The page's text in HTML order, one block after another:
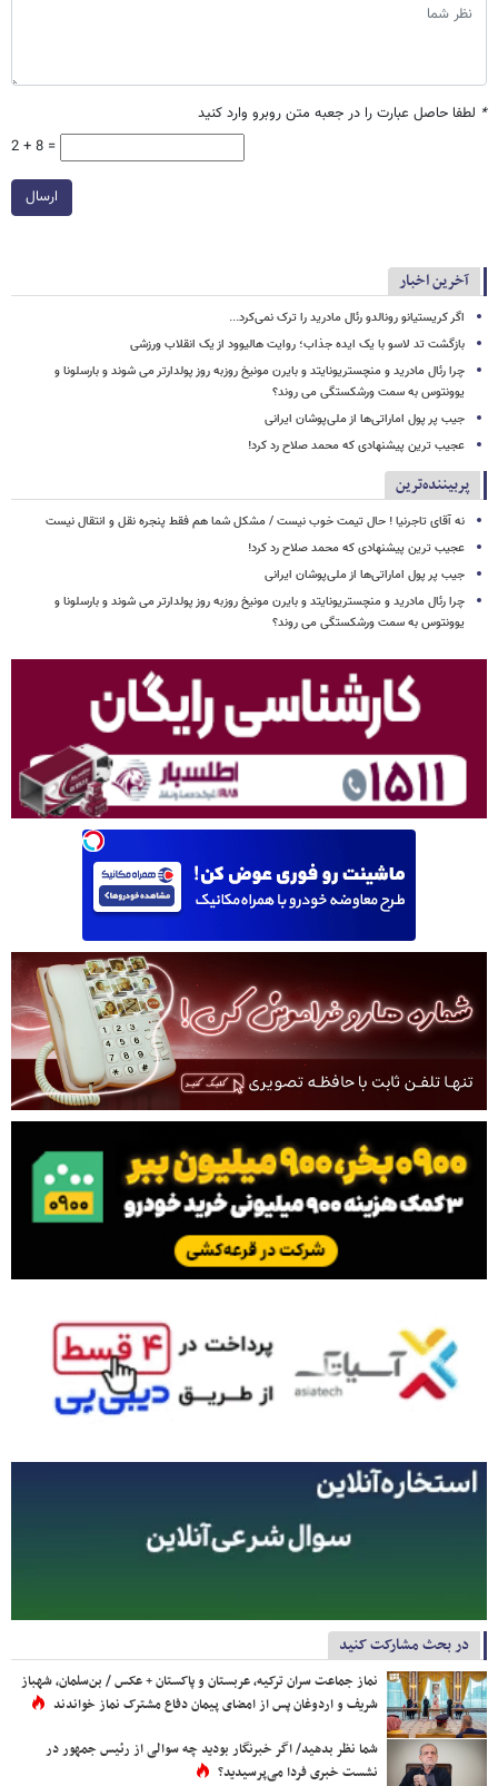
* لطفا حاصل عبارت را در جعبه متن روبرو وارد کنید
2 + 8 =
ارسال
آخرین اخبار
اگر کریستیانو رونالدو رئال مادرید را ترک نمی‌کرد...
بازگشت تد لاسو با یک ایده جذاب؛ روایت هالیوود از یک انقلاب ورزشی
چرا رئال مادرید و منچستریونایتد و بایرن مونیخ روزبه روز پولدارتر می شوند و بارسلونا و
یوونتوس به سمت ورشکستگی می روند؟
جیب پر پول اماراتی‌ها از ملی‌پوشان ایرانی
عجیب ترین پیشنهادی که محمد صلاح رد کرد!
پربیننده‌ترین
نه آقای تاجرنیا ! حال تیمت خوب نیست / مشکل شما هم فقط پنجره نقل و انتقال نیست
عجیب ترین پیشنهادی که محمد صلاح رد کرد!
جیب پر پول اماراتی‌ها از ملی‌پوشان ایرانی
چرا رئال مادرید و منچستریونایتد و بایرن مونیخ روزبه روز پولدارتر می شوند و بارسلونا و
یوونتوس به سمت ورشکستگی می روند؟
در بحث مشارکت کنید
نماز جماعت سران ترکیه، عربستان و پاکستان + عکس / بن‌سلمان، شهباز
شریف و اردوغان پس از امضای پیمان دفاع مشترک نماز خواندند
شما نظر بدهید/ اگر خبرنگار بودید چه سوالی از رئیس جمهور در
نشست خبری فردا می‌پرسیدید؟